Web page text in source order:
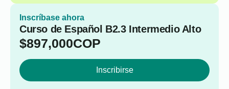
Inscríbase ahora
Curso de Español B2.3 Intermedio Alto
$897,000COP
Inscribirse